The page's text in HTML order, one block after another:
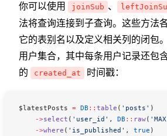
你可以使用 joinSub 、
法将查询连接到子查询。这些方法
它的表别名以及定义相关列的闭包
用户集合，其中每条用户记录还包
的
created_at 时间戳：
$latestPosts = DB :: table ( 'posts' )
    ->
select ( 'user_id' , DB :: raw(
    ->
where ( 'is_published' , true )